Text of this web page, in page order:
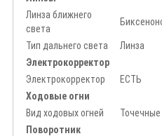
Линза ближнего
света
Тип дальнего света
Линза
Электрокорректор
Электрокорректор
ЕСТЬ
Ходовые огни
Вид ходовых огней
Поворотник